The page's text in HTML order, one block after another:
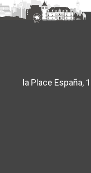
la Place España, 1